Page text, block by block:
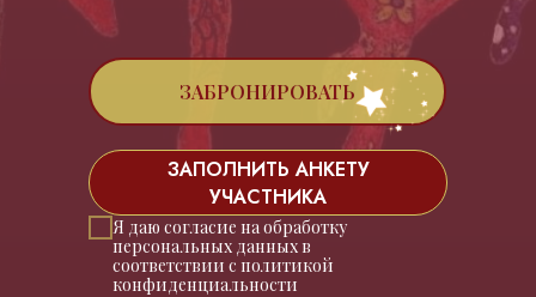
ЗАБРОНИРОВАТЬ
Я даю согласие на обработку
персональных данных в
соответствии с политикой
конфиденциальности
ЗАПОЛНИТЬ АНКЕТУ
УЧАСТНИКА